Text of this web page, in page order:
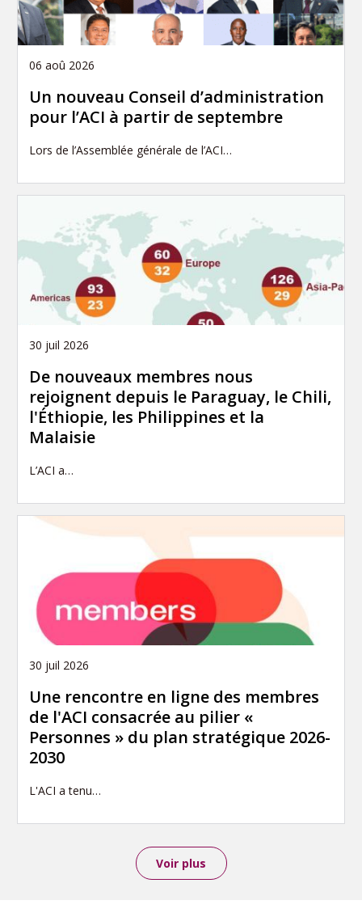
06 aoû 2026
Un nouveau Conseil d’administration
pour l’ACI à partir de septembre
Lors de l’Assemblée générale de l’ACI…
30 juil 2026
De nouveaux membres nous
rejoignent depuis le Paraguay, le Chili,
l'Éthiopie, les Philippines et la
Malaisie
L’ACI a…
30 juil 2026
Une rencontre en ligne des membres
de l'ACI consacrée au pilier «
Personnes » du plan stratégique 2026-
2030
L'ACI a tenu…
Voir plus